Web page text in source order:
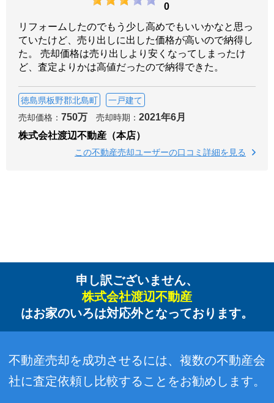
0
リフォームしたのでもう少し高めでもいいかなと思っ
ていたけど、売り出しに出した価格が高いので納得し
た。 売却価格は売り出しより安くなってしまったけ
ど、査定よりかは高値だったので納得できた。
徳島県板野郡北島町
一戸建て
売却価格： 750万 売却時期： 2021年6月
株式会社渡辺不動産（本店）
この不動産売却ユーザーの口コミ詳細を見る
申し訳ございません、
株式会社渡辺不動産
はお家のいろは対応外となっております。
不動産売却を成功させるには、複数の不動産会
社に査定依頼し比較することをお勧めします。